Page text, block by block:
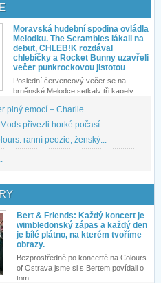
Moravská hudební spodina ovládla
Melodku. The Scrambles lákali na
debut, CHLEB!K rozdával
chlebíčky a Rocket Bunny uzavřeli
večer punkrockovou jistotou
Poslední červencový večer se na
brněnské Melodce setkaly tři kapely...
plný emocí – Charlie...
přivezli horké počasí...
ranní peozie, ženský...
Bert & Friends: Každý koncert je
wimbledonský zápas a každý den
je bílé plátno, na kterém tvoříme
obrazy.
Bezprostředně po koncertě na Colours
of Ostrava jsme si s Bertem povídali o
tom,...